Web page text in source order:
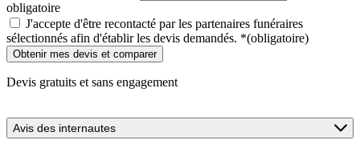
obligatoire
J'accepte d'être recontacté par les partenaires funéraires
sélectionnés afin d'établir les devis demandés. *(obligatoire)
Devis gratuits et sans engagement
Avis des internautes